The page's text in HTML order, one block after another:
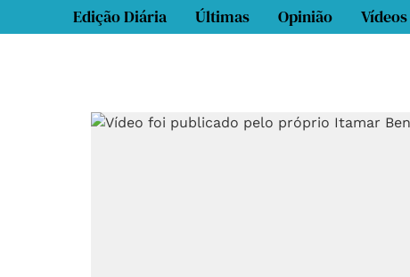
Edição Diária Últimas Opinião Vídeos